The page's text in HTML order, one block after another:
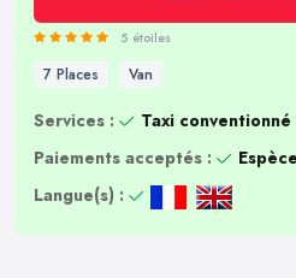
5 étoiles
7 Places Van
Services :
Taxi conventionné
Paiements acceptés :
Espèce
Langue(s) :